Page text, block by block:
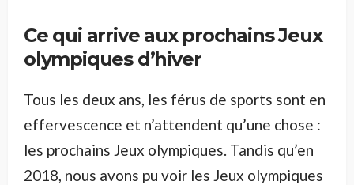
Ce qui arrive aux prochains Jeux
olympiques d’hiver
Tous les deux ans, les férus de sports sont en
effervescence et n’attendent qu’une chose :
les prochains Jeux olympiques. Tandis qu’en
2018, nous avons pu voir les Jeux olympiques